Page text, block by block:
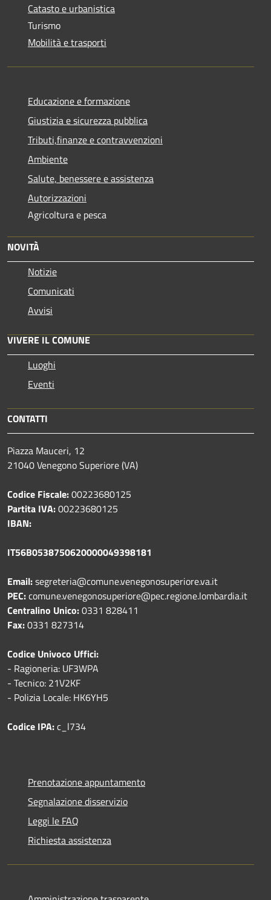
Catasto e urbanistica
Turismo
Mobilità e trasporti
Educazione e formazione
Giustizia e sicurezza pubblica
Tributi,finanze e contravvenzioni
Ambiente
Salute, benessere e assistenza
Autorizzazioni
Agricoltura e pesca
NOVITÀ
Notizie
Comunicati
Avvisi
VIVERE IL COMUNE
Luoghi
Eventi
CONTATTI
Piazza Mauceri, 12
21040 Venegono Superiore (VA)
Codice Fiscale:00223680125
Partita IVA:00223680125
IBAN:
IT56B0538750620000049398181
Email:segreteria@comune.venegonosuperiore.va.it
PEC:comune.venegonosuperiore@pec.regione.lombardia.it
Centralino Unico:0331 828411
Fax:0331 827314
Codice Univoco Uffici:
- Ragioneria: UF3WPA
- Tecnico: 21V2KF
- Polizia Locale: HK6YH5
Codice IPA:c_l734
Prenotazione appuntamento
Segnalazione disservizio
Leggi le FAQ
Richiesta assistenza